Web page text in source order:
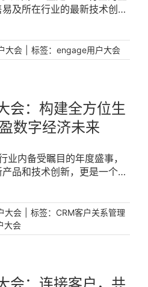
及所在行业的最新技术创新
力的平台。 [...]
大会 标签： engage用户大会
会：构建全方位生
数字经济未来
内备受瞩目的年度盛事，
品和技术创新，更是一个思
大会 标签： CRM客户关系管理
大会